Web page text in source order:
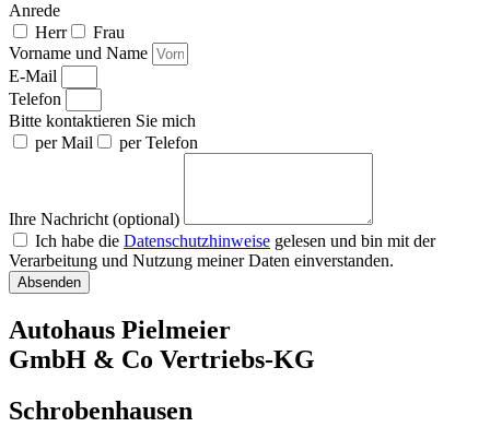
Anrede
Herr
Frau
Vorname und Name
E-Mail
Telefon
Bitte kontaktieren Sie mich
per Mail
per Telefon
Ihre Nachricht (optional)
Ich habe die Datenschutzhinweise gelesen und bin mit der
Verarbeitung und Nutzung meiner Daten einverstanden.
Absenden
Autohaus Pielmeier
GmbH & Co Vertriebs-KG
Schrobenhausen